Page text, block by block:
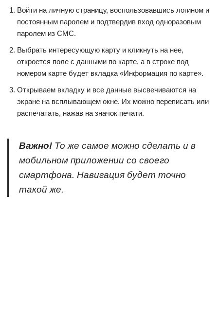
Войти на личную страницу, воспользовавшись логином и
постоянным паролем и подтвердив вход одноразовым
паролем из СМС.
Выбрать интересующую карту и кликнуть на нее,
откроется поле с данными по карте, а в строке под
номером карте будет вкладка «Информация по карте».
Открываем вкладку и все данные высвечиваются на
экране на всплывающем окне. Их можно переписать или
распечатать, нажав на значок печати.
Важно! То же самое можно сделать и в
мобильном приложении со своего
смартфона. Навигация будет точно
такой же.